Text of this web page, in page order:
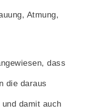
Atmung,
dass
die daraus
damit auch